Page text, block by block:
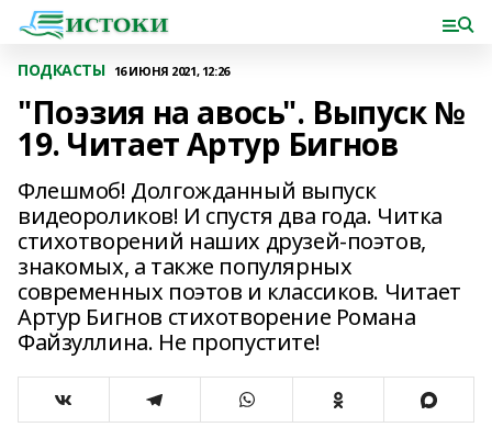
ПОДКАСТЫ 16 ИЮНЯ 2021, 12:26
"Поэзия на авось". Выпуск №
19. Читает Артур Бигнов
Флешмоб! Долгожданный выпуск
видеороликов! И спустя два года. Читка
стихотворений наших друзей-поэтов,
знакомых, а также популярных
современных поэтов и классиков. Читает
Артур Бигнов стихотворение Романа
Файзуллина. Не пропустите!